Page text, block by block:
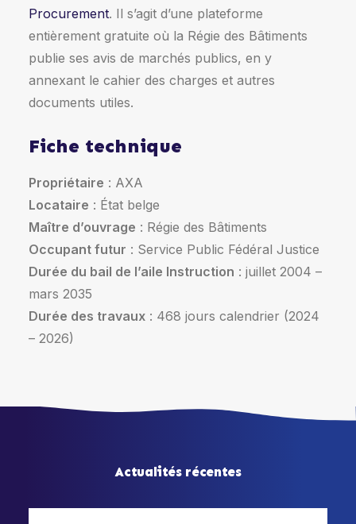
Procurement. Il s’agit d’une plateforme
entièrement gratuite où la Régie des Bâtiments
publie ses avis de marchés publics, en y
annexant le cahier des charges et autres
documents utiles.
Fiche technique
Propriétaire : AXA
Locataire : État belge
Maître d’ouvrage : Régie des Bâtiments
Occupant futur : Service Public Fédéral Justice
Durée du bail de l’aile Instruction : juillet 2004 –
mars 2035
Durée des travaux : 468 jours calendrier (2024
– 2026)
Actualités récentes